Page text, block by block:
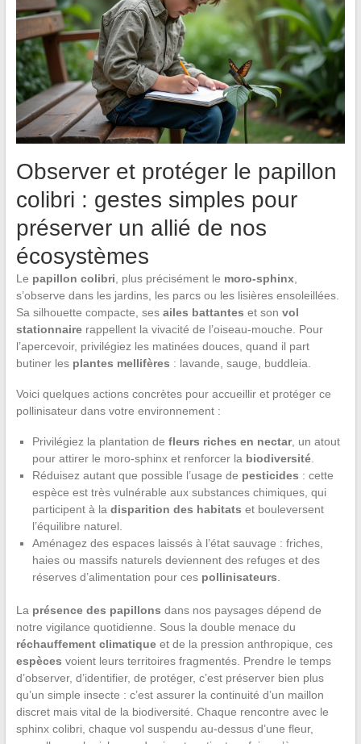
Observer et protéger le papillon
colibri : gestes simples pour
préserver un allié de nos
écosystèmes
Le papillon colibri , plus précisément le moro-sphinx,
s’observe dans les jardins, les parcs ou les lisières ensoleillées.
Sa silhouette compacte, ses ailes battantes et son vol
stationnairerappellent la vivacité de l’oiseau-mouche. Pour
l’apercevoir, privilégiez les matinées douces, quand il part
butiner les plantes mellifères : lavande, sauge, buddleia.
Voici quelques actions concrètes pour accueillir et protéger ce
pollinisateur dans votre environnement :
Privilégiez la plantation de fleurs riches en nectar, un atout
pour attirer le moro-sphinx et renforcer la biodiversité.
Réduisez autant que possible l’usage de pesticides : cette
espèce est très vulnérable aux substances chimiques, qui
participent à la disparition des habitats et bouleversent
l’équilibre naturel.
Aménagez des espaces laissés à l’état sauvage : friches,
haies ou massifs naturels deviennent des refuges et des
réserves d’alimentation pour ces pollinisateurs
La présence des papillons dans nos paysages dépend de
notre vigilance quotidienne. Sous la double menace du
réchauffement climatiqueet de la pression anthropique, ces
espèces voient leurs territoires fragmentés. Prendre le temps
d’observer, d’identifier, de protéger, c’est préserver bien plus
qu’un simple insecte : c’est assurer la continuité d’un maillon
discret mais vital de la biodiversité. Chaque rencontre avec le
sphinx colibri, chaque vol suspendu au-dessus d’une fleur,